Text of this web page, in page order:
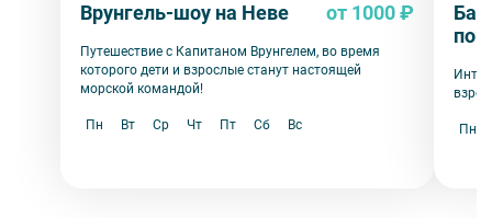
Врунгель-шоу на Неве от 1000 ₽
Путешествие с Капитаном Врунгелем, во время
которого дети и взрослые станут настоящей
морской командой!
Пн Вт Ср Чт Пт Сб Вс Пн